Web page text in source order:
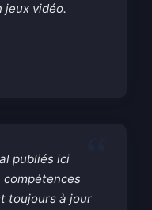
vidéo.
publiés ici
compétences
toujours à jour